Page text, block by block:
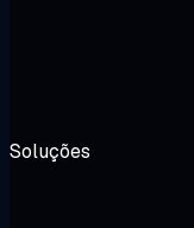
Soluções